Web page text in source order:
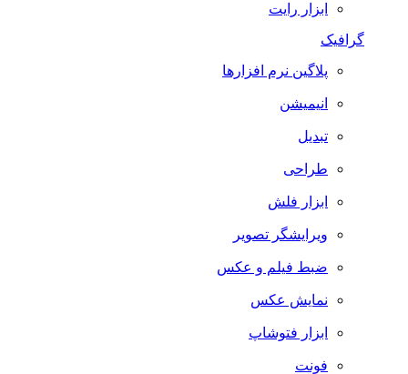
ابزار رایت
گرافیک
پلاگین نرم افزارها
انیمیشن
تبدیل
طراحی
ابزار فلش
ویرایشگر تصویر
ضبط فيلم و عكس
نمایش عکس
ابزار فتوشاپ
فونت